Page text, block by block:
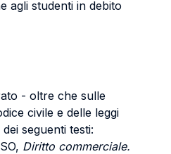
agli studenti in debito
- oltre che sulle
civile e delle leggi
seguenti testi:
, Diritto commerciale.